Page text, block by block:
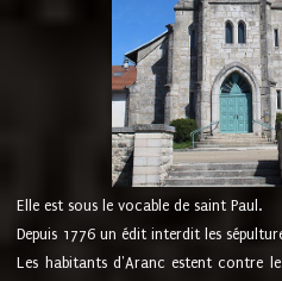
Elle est sous le vocable de saint Paul.
Depuis 1776 un édit interdit les
Les habitants d'Aranc estent contre